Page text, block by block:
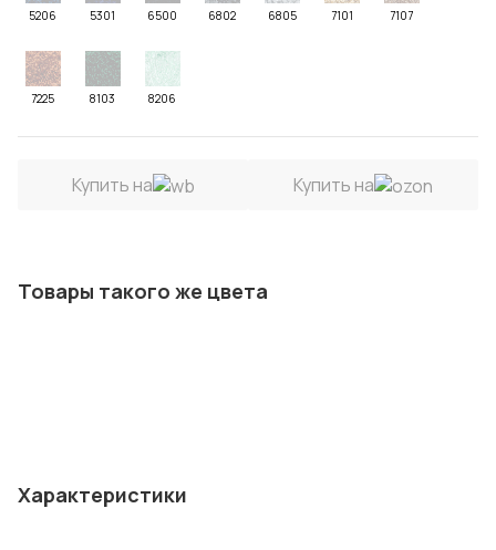
5206 5301 6500 6802 6805 7101 7107
7225 8103 8206
Купить на Купить на
Товары такого же цвета
Характеристики